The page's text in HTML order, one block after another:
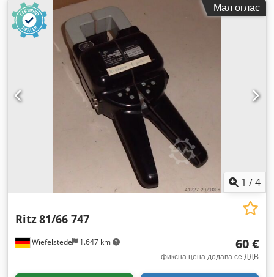
Мал оглас
1 /4
Wiefelstede 1.647 km
Ritz81/66 747
60 €
фиксна цена додава се ДДВ